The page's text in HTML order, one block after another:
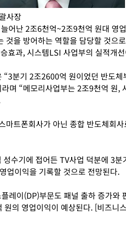
사장
어난 2조6천억~2조9천억 원대 영
것을 방어하는 역할을 담당할 것으
효과, 시스템LSI 사업부의 실적개
“3분기 2조2600억 원이었던 반도체
며 “메모리사업부는 2조9천억 원,
마트폰회사가 아닌 종합 반도체회
수기에 접어든 TV사업 덕분에 3
업이익을 기록할 것으로 전망된다.
레이(DP)부문도 패널 출하 증가와
의 영업이익이 예상된다. [비즈니